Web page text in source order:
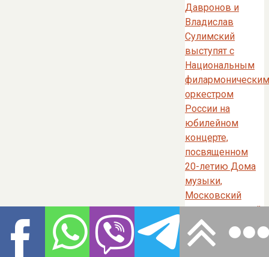
Давронов и
Владислав
Сулимский
выступят с
Национальным
филармоническим
оркестром
России на
юбилейном
концерте,
посвященном
20-летию Дома
музыки,
Московский
международный
Дом музыки, 28
декабря 2022,